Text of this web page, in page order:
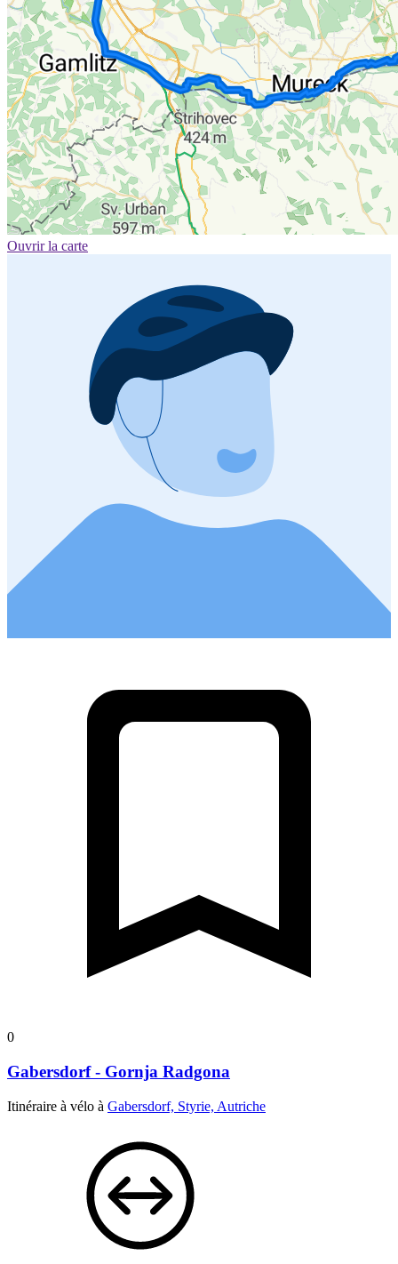
Ouvrir la carte
0
Gabersdorf - Gornja Radgona
Itinéraire à vélo à Gabersdorf, Styrie, Autriche